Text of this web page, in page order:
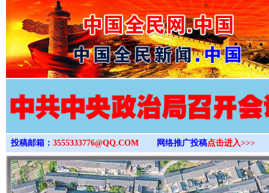
>
投稿邮箱： 3555333776@QQ.COM 网络推广投稿点击进入>>>